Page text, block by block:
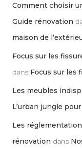
Comment choisir
Guide rénovation
maison de
Focus sur les
dans Focus sur les
Les meubles
L’urban jungle
Les
rénovation dans